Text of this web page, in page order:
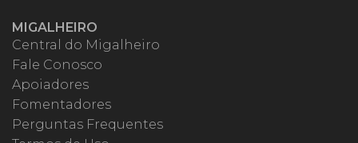
MIGALHEIRO
Central do Migalheiro
Fale Conosco
Apoiadores
Fomentadores
Perguntas Frequentes